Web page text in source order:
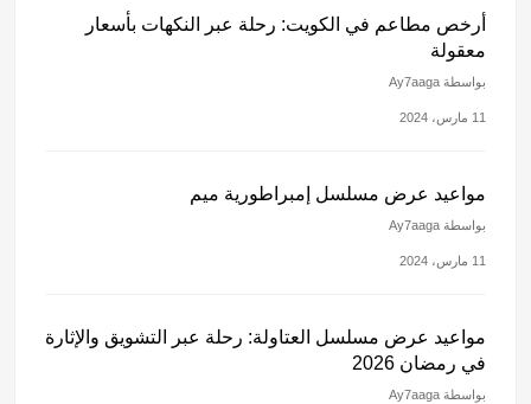
أرخص مطاعم في الكويت: رحلة عبر النكهات بأسعار
معقولة
بواسطة Ay7aaga
11 مارس، 2024
مواعيد عرض مسلسل إمبراطورية ميم
بواسطة Ay7aaga
11 مارس، 2024
مواعيد عرض مسلسل العتاولة: رحلة عبر التشويق والإثارة
في رمضان 2026
بواسطة Ay7aaga